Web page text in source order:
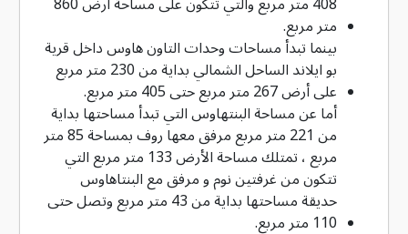
408 متر مربع والتي تتكون على مساحة أرض 860
متر مربع.
بينما تبدأ مساحات وحدات التاون هاوس داخل قرية
بو ايلاند الساحل الشمالي بداية من 230 متر مربع
على أرض 267 متر مربع حتى 405 متر مربع.
أما عن مساحة البنتهاوس التي تبدأ مساحتها بداية
من 221 متر مربع مرفق معها روف بمساحة 85 متر
مربع ، تمتلك مساحة الأرض 133 متر مربع التي
تتكون من غرفتين نوم و مرفق مع البنتاهاوس
حديقة مساحتها بداية من 43 متر مربع وتصل حتى
110 متر مربع.